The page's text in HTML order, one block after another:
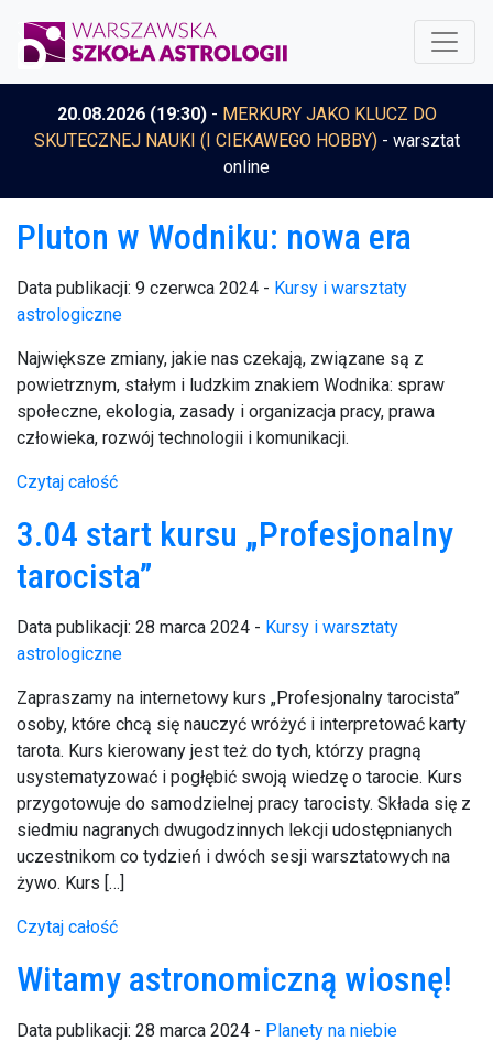
20.08.2026 (19:30)- MERKURY JAKO KLUCZ DO
SKUTECZNEJ NAUKI (I CIEKAWEGO HOBBY)- warsztat
online
Pluton w Wodniku: nowa era
Data publikacji: 9 czerwca 2024 - Kursy i warsztaty
astrologiczne
Największe zmiany, jakie nas czekają, związane są z
powietrznym, stałym i ludzkim znakiem Wodnika: spraw
społeczne, ekologia, zasady i organizacja pracy, prawa
człowieka, rozwój technologii i komunikacji.
Czytaj całość
3.04 start kursu „Profesjonalny
tarocista”
Data publikacji: 28 marca 2024 - Kursy i warsztaty
astrologiczne
Zapraszamy na internetowy kurs „Profesjonalny tarocista”
osoby, które chcą się nauczyć wróżyć i interpretować karty
tarota. Kurs kierowany jest też do tych, którzy pragną
usystematyzować i pogłębić swoją wiedzę o tarocie. Kurs
przygotowuje do samodzielnej pracy tarocisty. Składa się z
siedmiu nagranych dwugodzinnych lekcji udostępnianych
uczestnikom co tydzień i dwóch sesji warsztatowych na
żywo. Kurs […]
Czytaj całość
Witamy astronomiczną wiosnę!
Data publikacji: 28 marca 2024 - Planety na niebie